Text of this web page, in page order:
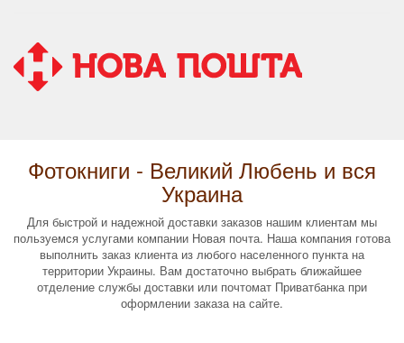
Фотокниги - Великий Любень и вся
Украина
Для быстрой и надежной доставки заказов нашим клиентам мы
пользуемся услугами компании Новая почта. Наша компания готова
выполнить заказ клиента из любого населенного пункта на
территории Украины. Вам достаточно выбрать ближайшее
отделение службы доставки или почтомат Приватбанка при
оформлении заказа на сайте.